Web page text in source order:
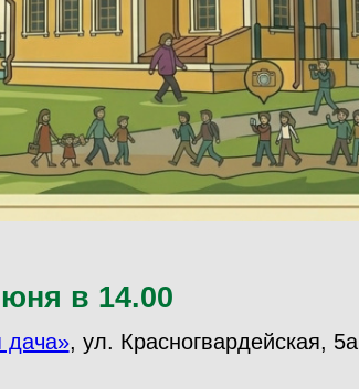
в 14.00
дача», ул. Красногвардейская, 5а